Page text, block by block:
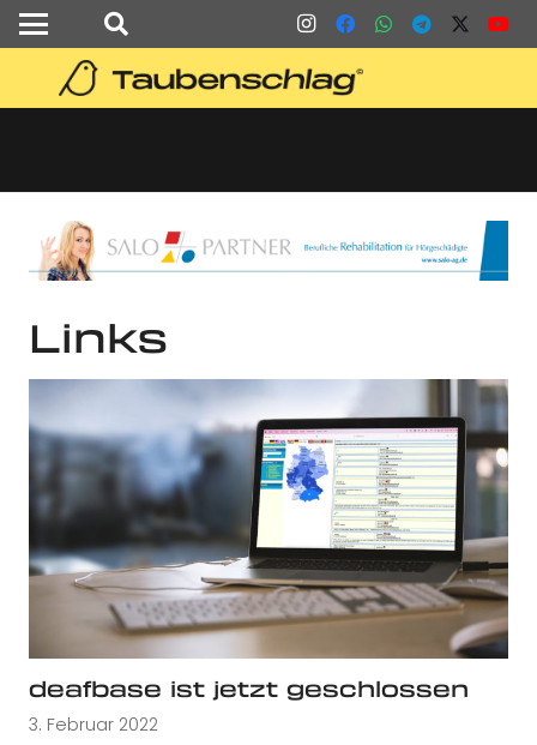
Links
deafbase ist jetzt geschlossen
3. Februar 2022